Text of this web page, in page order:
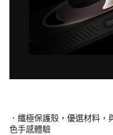
．纖極保護殼，優選材料
色手感體驗